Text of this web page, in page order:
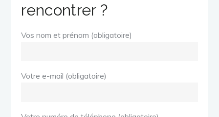
rencontrer ?
Vos nom et prénom (obligatoire)
Votre e-mail (obligatoire)